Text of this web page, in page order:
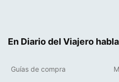
En Diario del Viajero
Guías de compra